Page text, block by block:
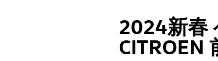
2024新春
CITROEN